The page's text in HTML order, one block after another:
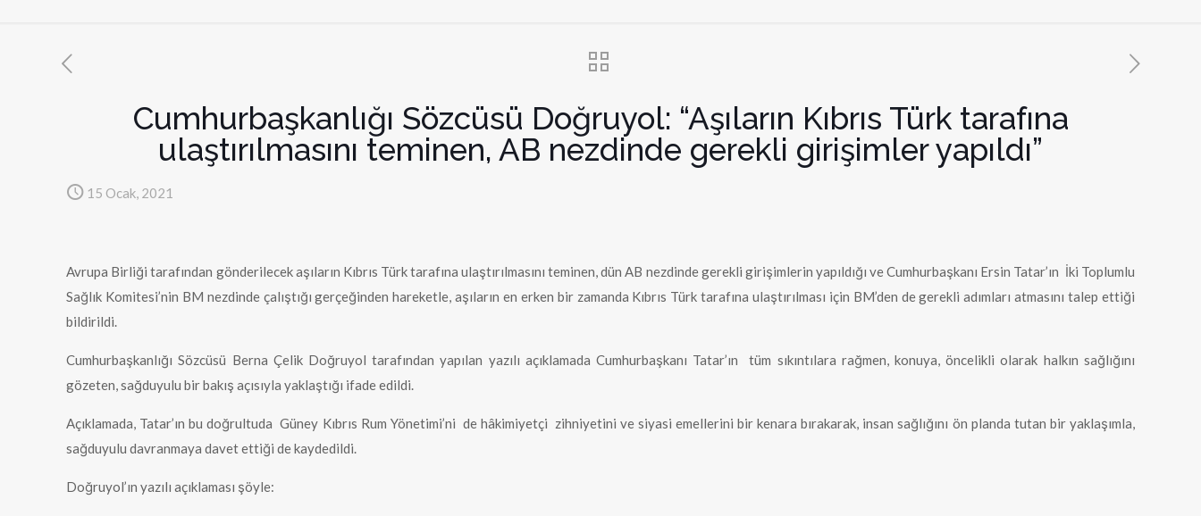
Cumhurbaşkanlığı Sözcüsü Doğruyol: “Aşıların Kıbrıs Türk tarafına
ulaştırılmasını teminen, AB nezdinde gerekli girişimler yapıldı”
15 Ocak, 2021
Avrupa Birliği tarafından gönderilecek aşıların Kıbrıs Türk tarafına ulaştırılmasını teminen, dün AB nezdinde gerekli girişimlerin yapıldığı ve Cumhurbaşkanı Ersin Tatar’ın İki Toplumlu
Sağlık Komitesi’nin BM nezdinde çalıştığı gerçeğinden hareketle, aşıların en erken bir zamanda Kıbrıs Türk tarafına ulaştırılması için BM’den de gerekli adımları atmasını talep ettiği
bildirildi.
Cumhurbaşkanlığı Sözcüsü Berna Çelik Doğruyol tarafından yapılan yazılı açıklamada Cumhurbaşkanı Tatar’ın tüm sıkıntılara rağmen, konuya, öncelikli olarak halkın sağlığını
gözeten, sağduyulu bir bakış açısıyla yaklaştığı ifade edildi.
Açıklamada, Tatar’ın bu doğrultuda Güney Kıbrıs Rum Yönetimi’ni de hâkimiyetçi zihniyetini ve siyasi emellerini bir kenara bırakarak, insan sağlığını ön planda tutan bir yaklaşımla,
sağduyulu davranmaya davet ettiği de kaydedildi.
Doğruyol’ın yazılı açıklaması şöyle: